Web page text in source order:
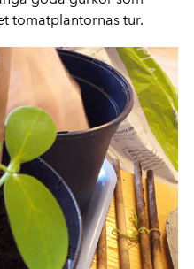
tomatplantornas tur.